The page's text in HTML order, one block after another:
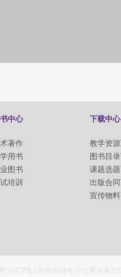
中心
著作
用书
图书
培训
下载中心
教学资
图书目
课题选
出版合
宣传物